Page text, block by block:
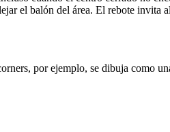
el balón del área. El rebote invita
por ejemplo, se dibuja como